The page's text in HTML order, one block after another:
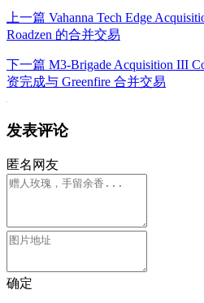
上一篇 Vahanna Tech Edge
Roadzen 的合并交易
下一篇 M3-Brigade Acquisition III
资完成与 Greenfire 合并交易
发表评论
匿名网友
确定